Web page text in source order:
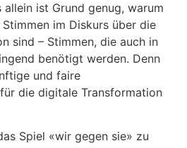
ist Grund genug, warum
im Diskurs über die
sind – Stimmen, die auch in
benötigt werden. Denn
und faire
die digitale Transformation
Spiel «wir gegen sie» zu